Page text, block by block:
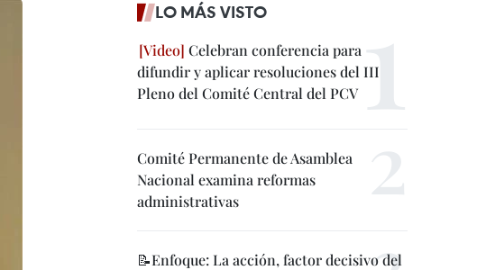
LO MÁS VISTO
Celebran conferencia para
difundir y aplicar resoluciones del III
Pleno del Comité Central del PCV
Comité Permanente de Asamblea
Nacional examina reformas
administrativas
📝Enfoque: La acción, factor decisivo del